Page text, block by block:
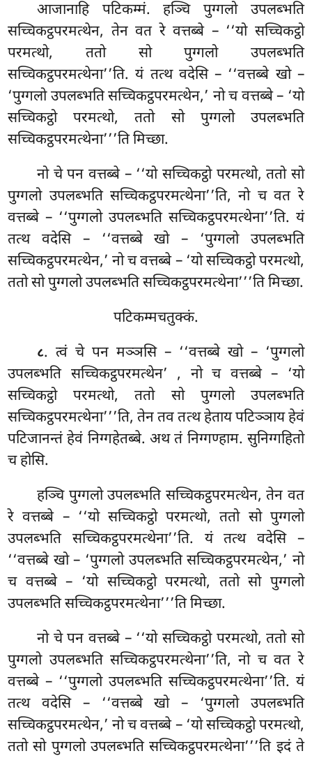
आजानाहि पटिकम्मं. हञ्चि पुग्गलो उपलब्भति
सच्चिकट्ठपरमत्थेन, तेन वत रे वत्तब्बे – ‘‘यो सच्चिकट्ठो
परमत्थो, ततो सो पुग्गलो उपलब्भति
सच्चिकट्ठपरमत्थेना’’ति. यं तत्थ वदेसि – ‘‘वत्तब्बे खो –
‘पुग्गलो उपलब्भति सच्चिकट्ठपरमत्थेन,’ नो च वत्तब्बे – ‘यो
सच्चिकट्ठो परमत्थो, ततो सो पुग्गलो उपलब्भति
सच्चिकट्ठपरमत्थेना’’’ति मिच्छा.
नो चे पन वत्तब्बे – ‘‘यो सच्चिकट्ठो परमत्थो, ततो सो
पुग्गलो उपलब्भति सच्चिकट्ठपरमत्थेना’’ति, नो च वत रे
वत्तब्बे – ‘‘पुग्गलो उपलब्भति सच्चिकट्ठपरमत्थेना’’ति. यं
तत्थ वदेसि – ‘‘वत्तब्बे खो – ‘पुग्गलो उपलब्भति
सच्चिकट्ठपरमत्थेन,’ नो च वत्तब्बे – ‘यो सच्चिकट्ठो परमत्थो,
ततो सो पुग्गलो उपलब्भति सच्चिकट्ठपरमत्थेना’’’ति मिच्छा.
पटिकम्मचतुक्कं.
८. त्वं चे पन मञ्ञसि – ‘‘वत्तब्बे खो – ‘पुग्गलो
उपलब्भति सच्चिकट्ठपरमत्थेन’ , नो च वत्तब्बे – ‘यो
सच्चिकट्ठो परमत्थो, ततो सो पुग्गलो उपलब्भति
सच्चिकट्ठपरमत्थेना’’’ति, तेन तव तत्थ हेताय पटिञ्ञाय हेवं
पटिजानन्तं हेवं निग्गहेतब्बे. अथ तं निग्गण्हाम. सुनिग्गहितो
च होसि.
हञ्चि पुग्गलो उपलब्भति सच्चिकट्ठपरमत्थेन, तेन वत
रे वत्तब्बे – ‘‘यो सच्चिकट्ठो परमत्थो, ततो सो पुग्गलो
उपलब्भति सच्चिकट्ठपरमत्थेना’’ति. यं तत्थवदेसि –
‘‘वत्तब्बे खो – ‘पुग्गलो उपलब्भति सच्चिकट्ठपरमत्थेन,’ नो
च वत्तब्बे – ‘यो सच्चिकट्ठो परमत्थो, ततो सो पुग्गलो
उपलब्भति सच्चिकट्ठपरमत्थेना’’’ति मिच्छा.
नो चे पन वत्तब्बे – ‘‘यो सच्चिकट्ठो परमत्थो, ततो सो
पुग्गलो उपलब्भति सच्चिकट्ठपरमत्थेना’’ति, नो च वत रे
वत्तब्बे – ‘‘पुग्गलो उपलब्भति सच्चिकट्ठपरमत्थेना’’ति. यं
तत्थ वदेसि – ‘‘वत्तब्बे खो – ‘पुग्गलो उपलब्भति
सच्चिकट्ठपरमत्थेन,’ नो च वत्तब्बे – ‘यो सच्चिकट्ठो परमत्थो,
ततो सो पुग्गलो उपलब्भति सच्चिकट्ठपरमत्थेना’’’ति इदं ते